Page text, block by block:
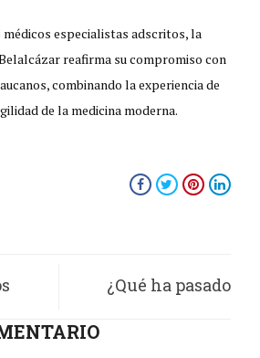
médicos especialistas adscritos, la
reafirma su compromiso con
combinando la experiencia de
de la medicina moderna.
¿Qué ha pasado